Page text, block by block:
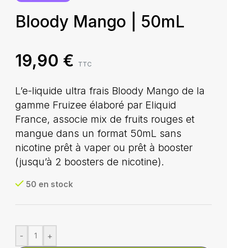
Bloody Mango | 50mL
19,90 € TTC
L’e-liquide ultra frais Bloody Mango de la
gamme Fruizee élaboré par Eliquid
France, associe mix de fruits rouges et
mangue dans un format 50mL sans
nicotine prêt à vaper ou prêt à booster
(jusqu’à 2 boosters de nicotine).
50 en stock
- +